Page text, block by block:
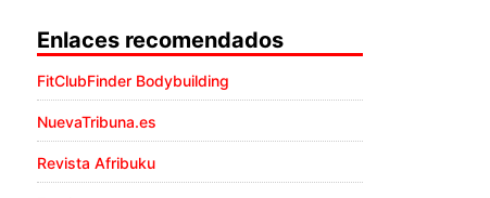
Enlaces recomendados
FitClubFinder Bodybuilding
NuevaTribuna.es
Revista Afribuku